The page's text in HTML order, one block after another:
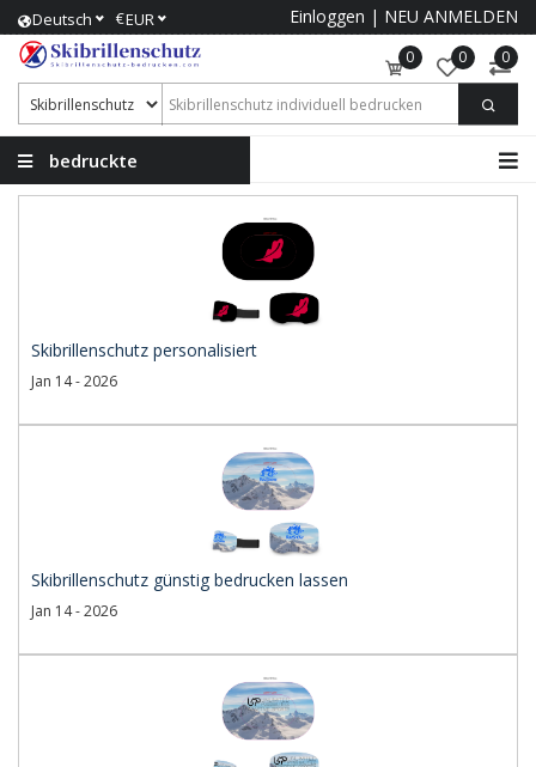
Deutsch €EUR Einloggen | NEU ANMELDEN
0 0 0
bedruckte
Skibrillenschutz personalisiert
Jan 14 - 2026
Skibrillenschutz günstig bedrucken lassen
Jan 14 - 2026